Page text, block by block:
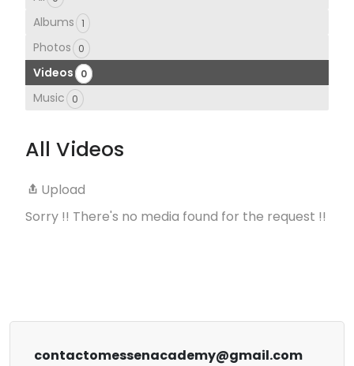
Albums 1
Photos 0
Videos 0
Music 0
All Videos
Upload
Sorry !! There's no media found for the request !!
contactomessenacademy@gmail.com